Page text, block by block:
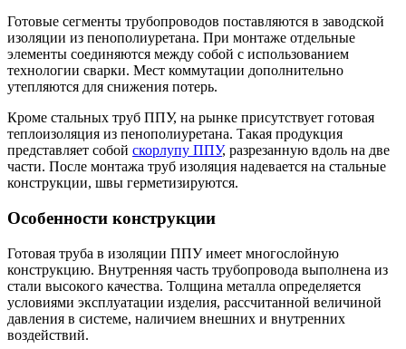
Готовые сегменты трубопроводов поставляются в заводской
изоляции из пенополиуретана. При монтаже отдельные
элементы соединяются между собой с использованием
технологии сварки. Мест коммутации дополнительно
утепляются для снижения потерь.
Кроме стальных труб ППУ, на рынке присутствует готовая
теплоизоляция из пенополиуретана. Такая продукция
представляет собой скорлупу ППУ, разрезанную вдоль на две
части. После монтажа труб изоляция надевается на стальные
конструкции, швы герметизируются.
Особенности конструкции
Готовая труба в изоляции ППУ имеет многослойную
конструкцию. Внутренняя часть трубопровода выполнена из
стали высокого качества. Толщина металла определяется
условиями эксплуатации изделия, рассчитанной величиной
давления в системе, наличием внешних и внутренних
воздействий.